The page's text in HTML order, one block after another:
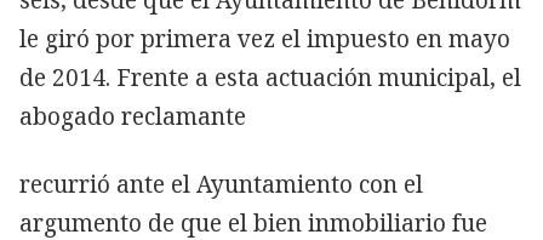
le giró por primera vez el impuesto en mayo
de 2014. Frente a esta actuación municipal, el
abogado reclamante
recurrió ante el Ayuntamiento con el
argumento de que el bien inmobiliario fue